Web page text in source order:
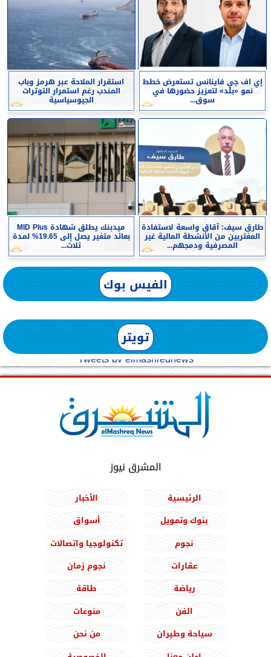
إي اف چي فاينانس تستعرض خطط
نمو «بلد» لتعزيز حضورها في
سوق...
استقرار الملاحة عبر هرمز وباب
المندب رغم استمرار التوترات
الجيوسياسية
طارق سيف: آقاق واسعة لاستفادة
المغتربين من الأنشطة المالية غير
المصرفية ودمجهم...
ميدبنك يطلق شهادة MID Plus
بعائد متغير يصل إلى 19.65% لمدة
ثلاث...
الفيس بوك
تويتر
Tweets by elmashreqnews
المشرق نيوز
الرئيسية
الأخبار
بنوك وتمويل
أسواق
نجوم
تكنولوجيا واتصالات
عقارات
نجوم زمان
رياضة
طاقة
الفن
منوعات
سياحة وطيران
من نحن